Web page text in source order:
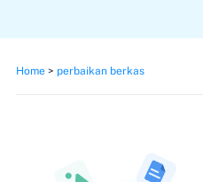
Home> perbaikan berkas